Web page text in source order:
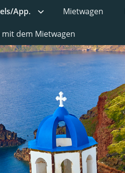
App. Mietwagen
dem Mietwagen